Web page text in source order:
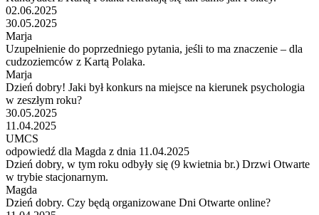
02.06.2025
30.05.2025
Marja
Uzupełnienie do poprzedniego pytania, jeśli to ma znaczenie – dla
cudzoziemców z Kartą Polaka.
Marja
Dzień dobry! Jaki był konkurs na miejsce na kierunek psychologia
w zeszłym roku?
30.05.2025
11.04.2025
UMCS
odpowiedź dla Magda z dnia 11.04.2025
Dzień dobry, w tym roku odbyły się (9 kwietnia br.) Drzwi Otwarte
w trybie stacjonarnym.
Magda
Dzień dobry. Czy będą organizowane Dni Otwarte online?